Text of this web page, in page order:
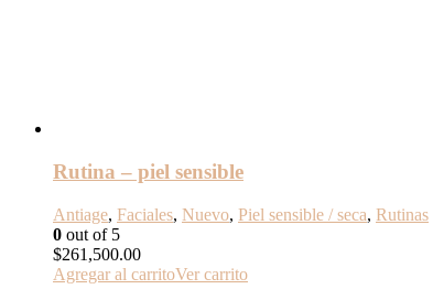
Rutina – piel sensible
Antiage, Faciales, Nuevo, Piel sensible / seca, Rutinas
0 out of 5
$261,500.00
Agregar al carritoVer carrito